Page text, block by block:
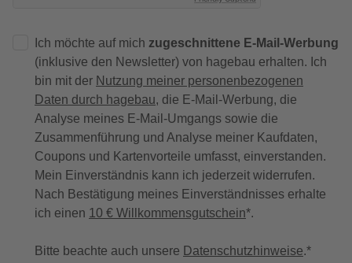
Ich möchte auf mich zugeschnittene E-Mail-Werbung
(inklusive den Newsletter) von hagebau erhalten. Ich
bin mit der Nutzung meiner personenbezogenen
Daten durch hagebau, die E-Mail-Werbung, die
Analyse meines E-Mail-Umgangs sowie die
Zusammenführung und Analyse meiner Kaufdaten,
Coupons und Kartenvorteile umfasst, einverstanden.
Mein Einverständnis kann ich jederzeit widerrufen.
Nach Bestätigung meines Einverständnisses erhalte
ich einen 10 € Willkommensgutschein*.
Bitte beachte auch unsere Datenschutzhinweise.